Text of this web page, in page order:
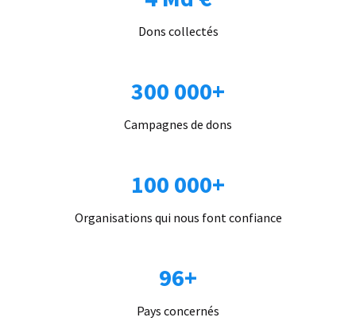
Dons collectés
300 000+
Campagnes de dons
100 000+
Organisations qui nous font confiance
96+
Pays concernés